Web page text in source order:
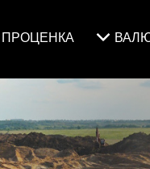
ПРОЦЕНКА